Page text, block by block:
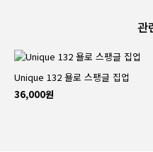
관
Unique 132 욜로 스팽글 집업
36,000원